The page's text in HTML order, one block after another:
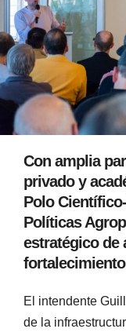
Con amplia
privado y
Polo
Políticas
estratégico de
El intendente
de la